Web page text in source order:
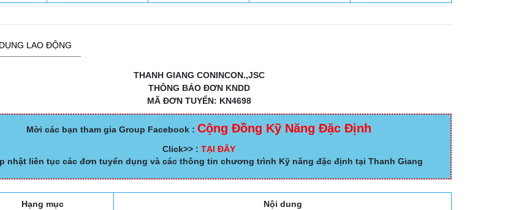
LAO ĐỘNG
THANH GIANG CONINCON.,JSC
THÔNG BÁO ĐƠN KNDD
MÃ ĐƠN TUYỂN: KN4698
Mời các bạn tham gia Group Facebook : Cộng Đồng Kỹ Năng Đặc Định
Click>> : TẠI ĐÂY
nhật liên tục các đơn tuyển dụng và các thông tin chương trình Kỹ năng đặc định tại Thanh Giang
Hạng mục Nội dung